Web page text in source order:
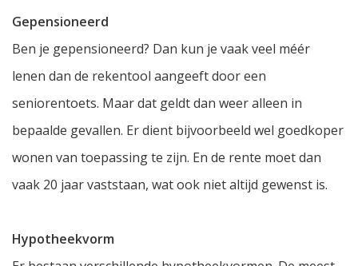
Gepensioneerd
Ben je gepensioneerd? Dan kun je vaak veel méér
lenen dan de rekentool aangeeft door een
seniorentoets. Maar dat geldt dan weer alleen in
bepaalde gevallen. Er dient bijvoorbeeld wel goedkoper
wonen van toepassing te zijn. En de rente moet dan
vaak 20 jaar vaststaan, wat ook niet altijd gewenst is.
Hypotheekvorm